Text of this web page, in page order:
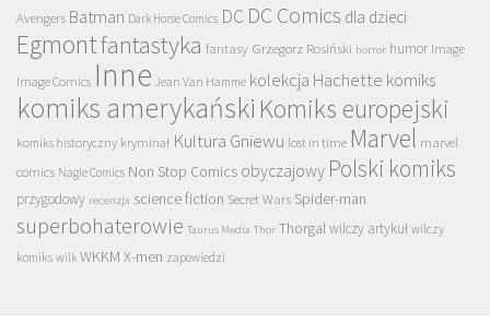
Avengers Batman Dark Horse Comics DC DC Comics dla dzieci
Egmontfantastyka fantasy Grzegorz Rosiński horror humor Image
Image Comics Inne Jean Van Hamme kolekcja Hachette komiks
komiks amerykański Komiks europejski
komiks historyczny kryminał Kultura Gniewu lost in time Marvel marvel
comics Nagle Comics Non Stop Comics obyczajowy Polski komiks
przygodowy recenzja science fiction Secret Wars Spider-man
superbohaterowie Taurus Media Thor Thorgalwilczy artykuł wilczy
komiks wilk WKKM X-men zapowiedzi